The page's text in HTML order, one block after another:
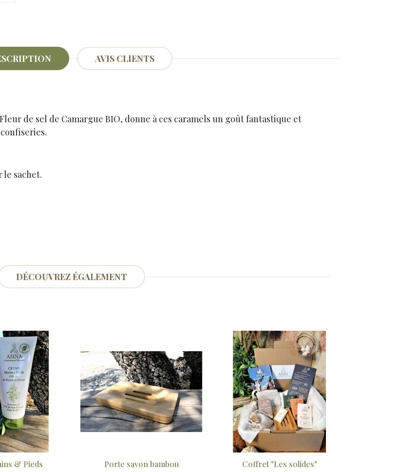
AVIS CLIENTS
de sel de Camargue BIO, donne à ces caramels un goût fantastique et
le sachet.
DÉCOUVREZ ÉGALEMENT
bambou
Coffret "Les solides"